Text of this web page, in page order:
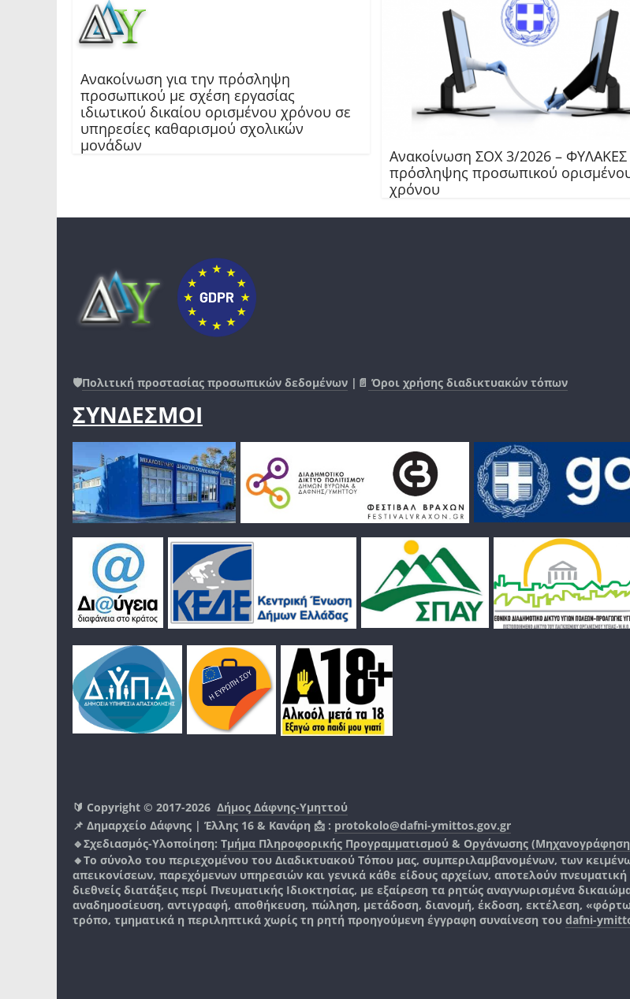
Ανακοίνωση για την πρόσληψη
προσωπικού με σχέση εργασίας
ιδιωτικού δικαίου ορισμένου χρόνου σε
υπηρεσίες καθαρισμού σχολικών
μονάδων
Ανακοίνωση ΣΟΧ 3/2026 – ΦΥΛΑΚΕΣ
πρόσληψης προσωπικού
χρόνου
🛡️Πολιτική προστασίας προσωπικών δεδομένων |📄 Όροι χρήσης διαδικτυακών τόπων
ΣΥΝΔΕΣΜΟΙ
🔰 Copyright © 2017-2026 Δήμος Δάφνης-Υμηττού
📌 Δημαρχείο Δάφνης | Έλλης 16 & Κανάρη 📩 : protokolo@dafni-ymittos.gov.gr
🔹Σχεδιασμός-Υλοποίηση: Τμήμα Πληροφορικής Προγραμματισμού & Οργάνωσης
🔸Το σύνολο του περιεχομένου του Διαδικτυακού Τόπου μας, συμπεριλαμβανομένων, των
απεικονίσεων, παρεχόμενων υπηρεσιών και γενικά κάθε είδους αρχείων, αποτελούν πνευματική
διεθνείς διατάξεις περί Πνευματικής Ιδιοκτησίας, με εξαίρεση τα ρητώς αναγνωρισμένα
αναδημοσίευση, αντιγραφή, αποθήκευση, πώληση, μετάδοση, διανομή, έκδοση, εκτέλεση,
τρόπο, τμηματικά η περιληπτικά χωρίς τη ρητή προηγούμενη έγγραφη συναίνεση του dafni-